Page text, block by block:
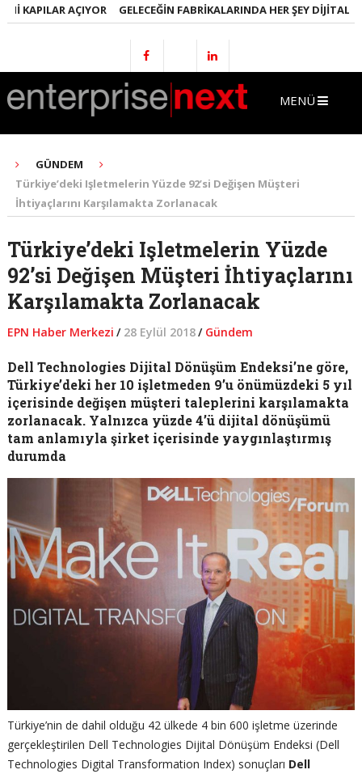
KAPILAR AÇIYOR GELECEĞIN FABRIKALARINDA HER ŞEY DIJITAL
MENÜ
GÜNDEM
Türkiye’deki Işletmelerin Yüzde 92’si Değişen Müşteri
İhtiyaçlarını Karşılamakta Zorlanacak
Türkiye’deki Işletmelerin Yüzde
92’si Değişen Müşteri İhtiyaçlarını
Karşılamakta Zorlanacak
EPN Haber Merkezi / 28 Eylül 2018/ Gündem
Dell Technologies Dijital Dönüşüm Endeksi’ne göre,
Türkiye’deki her 10 işletmeden 9’u önümüzdeki 5 yıl
içerisinde değişen müşteri taleplerini karşılamakta
zorlanacak. Yalnızca yüzde 4’ü dijital dönüşümü
tam anlamıyla şirket içerisinde yaygınlaştırmış
durumda
Türkiye’nin de dahil olduğu 42 ülkede 4 bin 600 işletme üzerinde
gerçekleştirilen Dell Technologies Dijital Dönüşüm Endeksi (Dell
Technologies Digital Transformation Index) sonuçları Dell